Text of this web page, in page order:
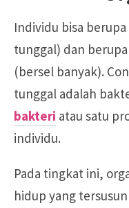
Individu bisa
tunggal) dan
(bersel banyak).
tunggal adalah
bakteri atau satu
individu.
Pada tingkat ini,
hidup yang